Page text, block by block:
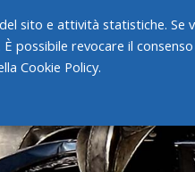
sito e attività statistiche. Se
possibile revocare il
Cookie Policy.